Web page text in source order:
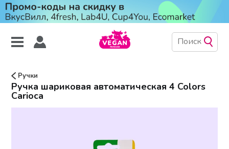
Ручки
Ручка шариковая автоматическая 4 Colors
Carioca